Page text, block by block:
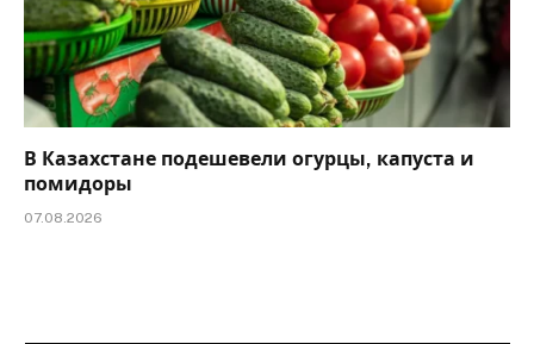
В Казахстане подешевели огурцы, капуста и
помидоры
07.08.2026